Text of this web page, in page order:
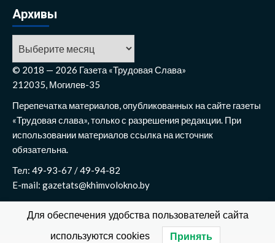
Архивы
© 2018 — 2026 Газета «Трудовая Слава»
212035, Могилев-35
Перепечатка материалов, опубликованных на сайте газеты
«Трудовая слава», только с разрешения редакции. При
использовании материалов ссылка на источник
обязательна.
Тел: 49-93-67 / 49-94-82
E-mail: gazetats@khimvolokno.by
Для обеспечения удобства пользователей сайта
используются cookies Принять